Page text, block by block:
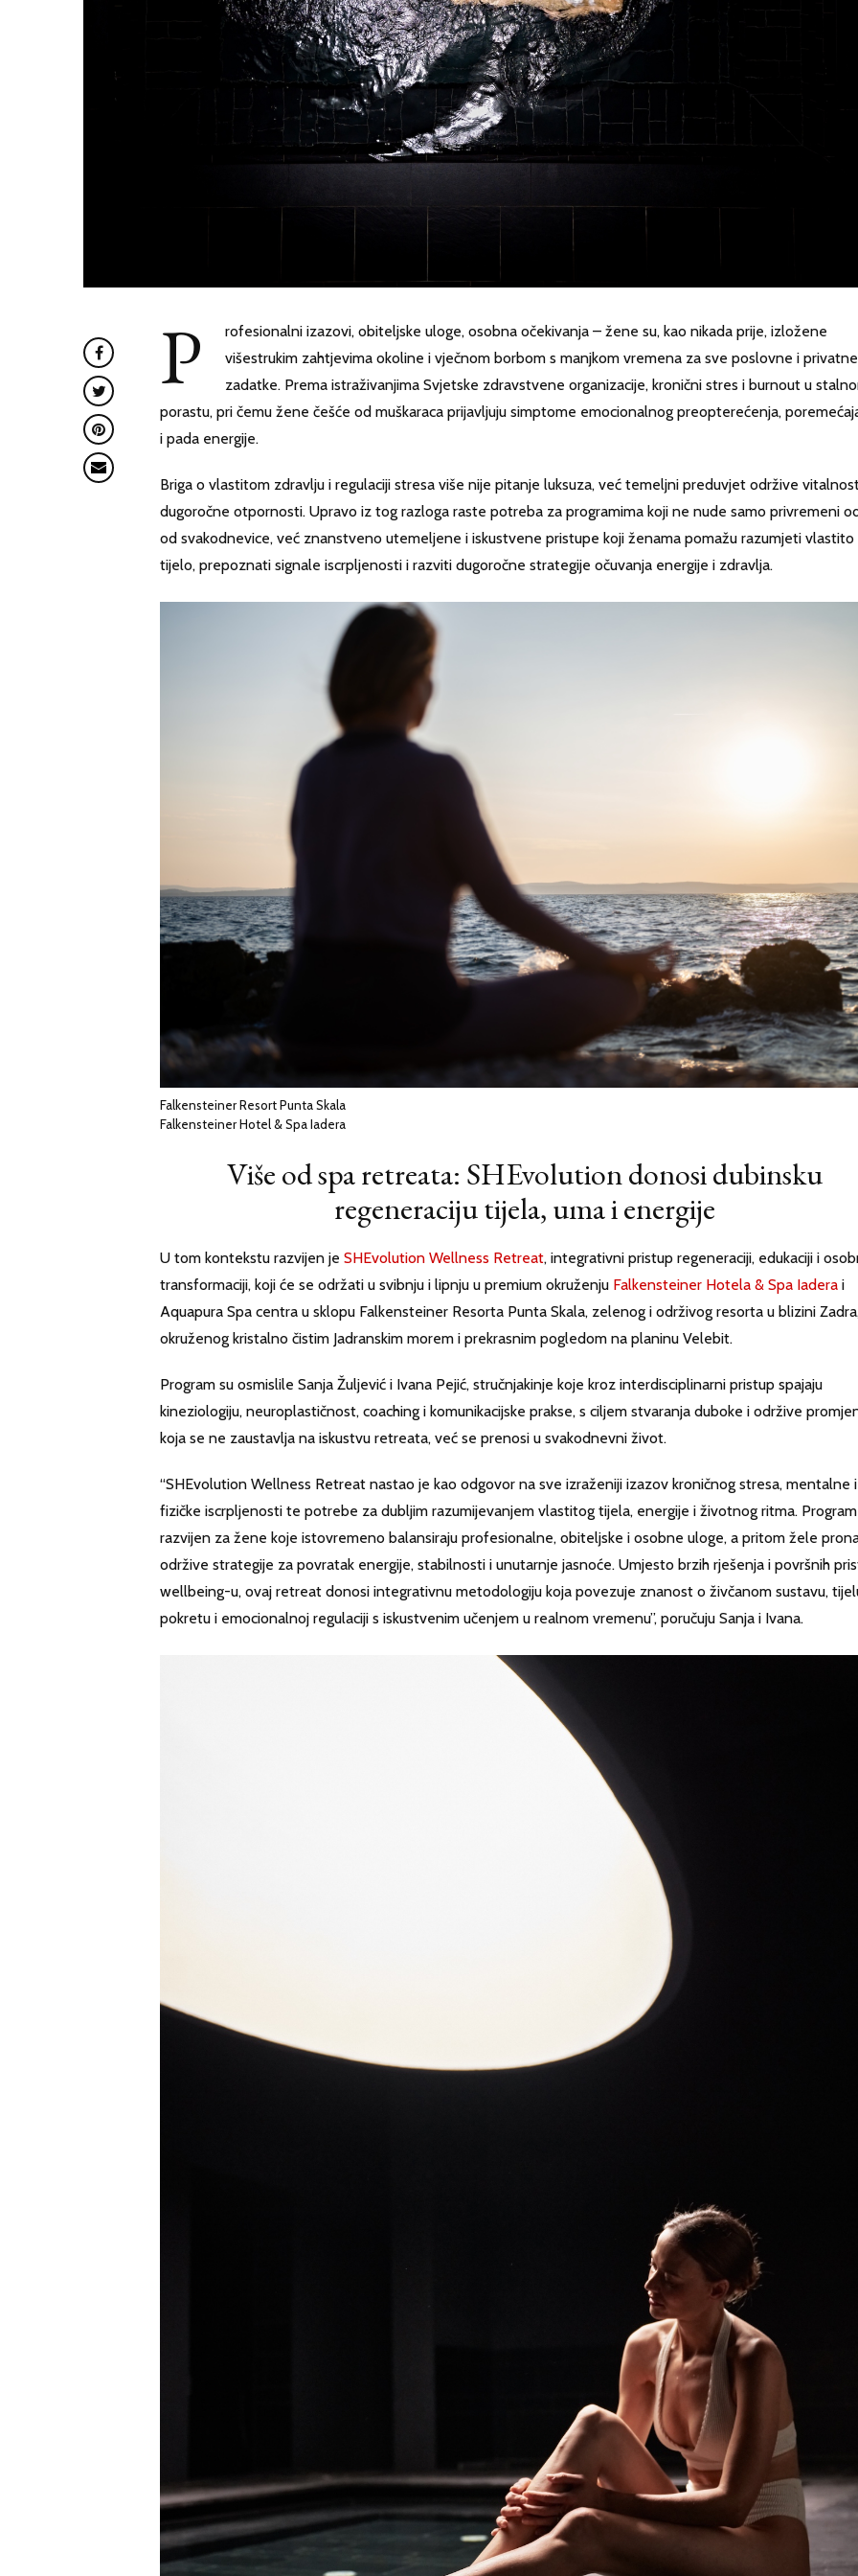
P
rofesionalni izazovi, obiteljske uloge, osobna očekivanja – žene su, kao nikada prije, izložene
višestrukim zahtjevima okoline i vječnom borbom s manjkom vremena za sve poslovne i privatne
zadatke. Prema istraživanjima Svjetske zdravstvene organizacije, kronični stres i burnout u
porastu, pri čemu žene češće od muškaraca prijavljuju simptome emocionalnog preopterećenja,
i pada energije.
Briga o vlastitom zdravlju i regulaciji stresa više nije pitanje luksuza, već temeljni preduvjet održive
dugoročne otpornosti. Upravo iz tog razloga raste potreba za programima koji ne nude samo privremeni
od svakodnevice, već znanstveno utemeljene i iskustvene pristupe koji ženama pomažu razumjeti vlastito
tijelo, prepoznati signale iscrpljenosti i razviti dugoročne strategije očuvanja energije i zdravlja.
Falkensteiner Resort Punta Skala
Falkensteiner Hotel & Spa Iadera
Više od spa retreata: SHEvolution donosi dubinsku
regeneraciju tijela, uma i energije
U tom kontekstu razvijen je SHEvolution Wellness Retreat, integrativni pristup regeneraciji, edukaciji i
transformaciji, koji će se održati u svibnju i lipnju u premium okruženju Falkensteiner Hotela & Spa Iadera i
Aquapura Spa centra u sklopu Falkensteiner Resorta Punta Skala, zelenog i održivog resorta u blizini
okruženog kristalno čistim Jadranskim morem i prekrasnim pogledom na planinu Velebit.
Program su osmislile Sanja Žuljević i Ivana Pejić, stručnjakinje koje kroz interdisciplinarni pristup spajaju
kineziologiju, neuroplastičnost, coaching i komunikacijske prakse, s ciljem stvaranja duboke i održive
koja se ne zaustavlja na iskustvu retreata, već se prenosi u svakodnevni život.
“SHEvolution Wellness Retreat nastao je kao odgovor na sve izraženiji izazov kroničnog stresa, mentalne i
fizičke iscrpljenosti te potrebe za dubljim razumijevanjem vlastitog tijela, energije i životnog ritma.
razvijen za žene koje istovremeno balansiraju profesionalne, obiteljske i osobne uloge, a pritom žele
održive strategije za povratak energije, stabilnosti i unutarnje jasnoće. Umjesto brzih rješenja i površnih
wellbeing-u, ovaj retreat donosi integrativnu metodologiju koja povezuje znanost o živčanom sustavu,
pokretu i emocionalnoj regulaciji s iskustvenim učenjem u realnom vremenu”, poručuju Sanja i Ivana.